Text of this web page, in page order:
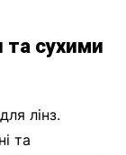
та сухими
лінз.
та